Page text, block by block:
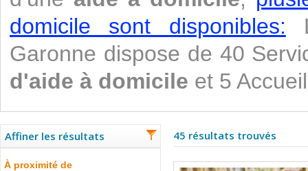
domicile sont disponibles:
Garonne dispose de 40
d'aide à domicile et 5
Affiner les résultats
À proximité de
45 résultats trouvés